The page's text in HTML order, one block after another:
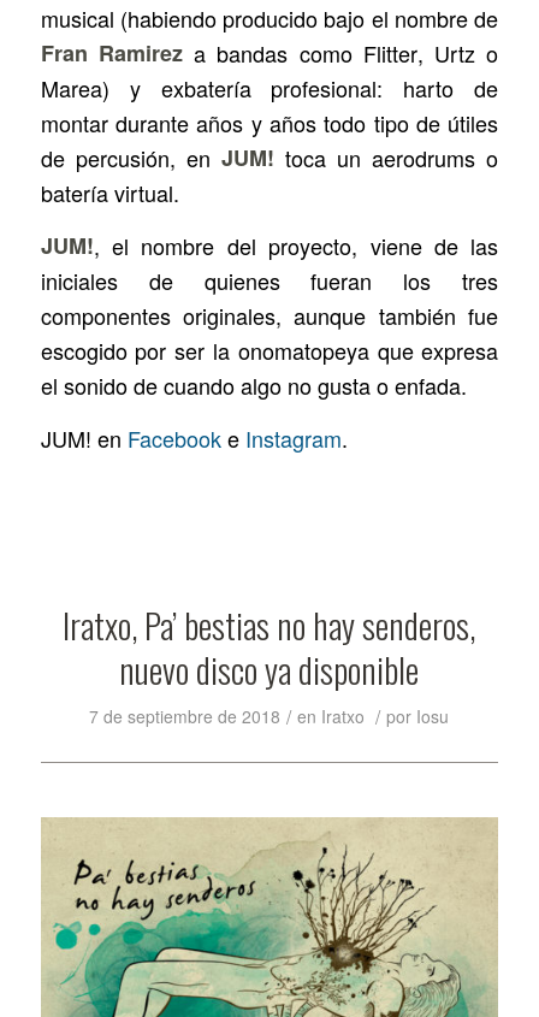
musical (habiendo producido bajo el nombre de
Fran Ramireza bandas como Flitter, Urtz o
Marea) y exbatería profesional: harto de
montar durante años y años todo tipo de útiles
de percusión, en JUM! toca unaerodrums o
batería virtual.
JUM!, el nombre del proyecto, viene de las
iniciales de quienes fueran los tres
componentes originales, aunque también fue
escogido por ser la onomatopeya que expresa
el sonido de cuando algo no gusta o enfada.
JUM! en Facebooke Instagram.
Iratxo, Pa’ bestias no hay senderos,
nuevo disco ya disponible
7 de septiembre de 2018 / en Iratxo / por Iosu